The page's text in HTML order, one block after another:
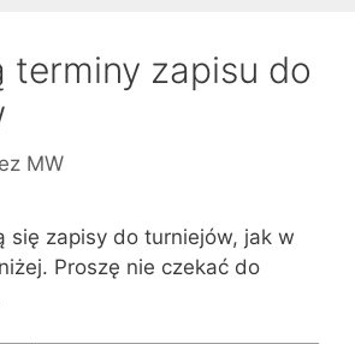
terminy zapisu do
MW
się zapisy do turniejów, jak w
Proszę nie czekać do